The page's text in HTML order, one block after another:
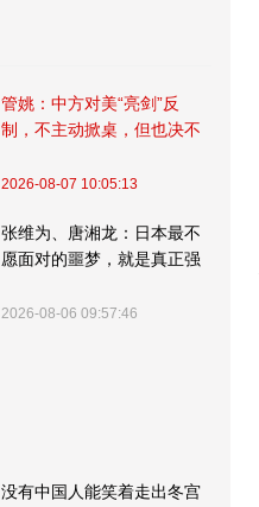
管姚：中方对美“亮剑”反
制，不主动掀桌，但也决不
2026-08-07 10:05:13
张维为、唐湘龙：日本最不
愿面对的噩梦，就是真正强
2026-08-06 09:57:46
没有中国人能笑着走出冬宫